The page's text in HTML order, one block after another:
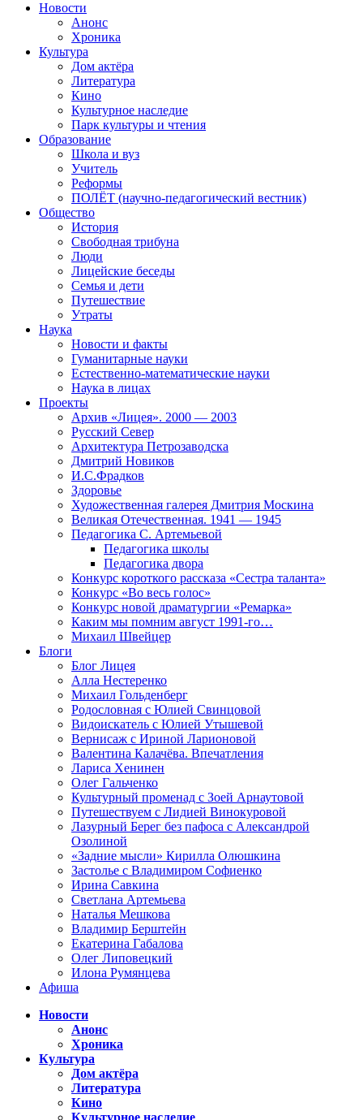
Новости
Анонс
Хроника
Культура
Дом актёра
Литература
Кино
Культурное наследие
Парк культуры и чтения
Образование
Школа и вуз
Учитель
Реформы
ПОЛЁТ (научно-педагогический вестник)
Общество
История
Свободная трибуна
Люди
Лицейские беседы
Семья и дети
Путешествие
Утраты
Наука
Новости и факты
Гуманитарные науки
Естественно-математические науки
Наука в лицах
Проекты
Архив «Лицея». 2000 — 2003
Русский Север
Архитектура Петрозаводска
Дмитрий Новиков
И.С.Фрадков
Здоровье
Художественная галерея Дмитрия Москина
Великая Отечественная. 1941 — 1945
Педагогика С. Артемьевой
Педагогика школы
Педагогика двора
Конкурс короткого рассказа «Сестра таланта»
Конкурс «Во весь голос»
Конкурс новой драматургии «Ремарка»
Каким мы помним август 1991-го…
Михаил Швейцер
Блоги
Блог Лицея
Алла Нестеренко
Михаил Гольденберг
Родословная с Юлией Свинцовой
Видоискатель с Юлией Утышевой
Вернисаж с Ириной Ларионовой
Валентина Калачёва. Впечатления
Лариса Хенинен
Олег Гальченко
Культурный променад с Зоей Арнаутовой
Путешествуем с Лидией Винокуровой
Лазурный Берег без пафоса с Александрой
Озолиной
«Задние мысли» Кирилла Олюшкина
Застолье с Владимиром Софиенко
Ирина Савкина
Светлана Артемьева
Наталья Мешкова
Владимир Берштейн
Екатерина Габалова
Олег Липовецкий
Илона Румянцева
Афиша
Новости
Анонс
Хроника
Культура
Дом актёра
Литература
Кино